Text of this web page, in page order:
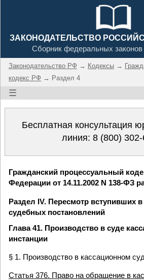
ЗАКОНОДАТЕЛЬСТВО
Сборник федеральных
Законодательство РФ → Кодексы →
кодекс РФ → Раздел 4
☰
Бесплатная консультация
линия: 8 (800)
Гражданский процессуальный
Федерации от 14.11.2002 N 138-ФЗ
Раздел IV. Пересмотр вступивших
судебных постановлений
Глава 41. Производство в суде
инстанции
§ 1. Производство в кассационном
Статья 376. Право на обращение в